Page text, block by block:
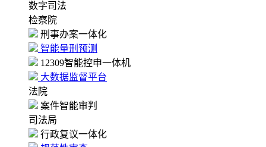
数字司法
检察院
刑事办案一体化
智能量刑预测
12309智能控申一体机
大数据监督平台
法院
案件智能审判
司法局
行政复议一体化